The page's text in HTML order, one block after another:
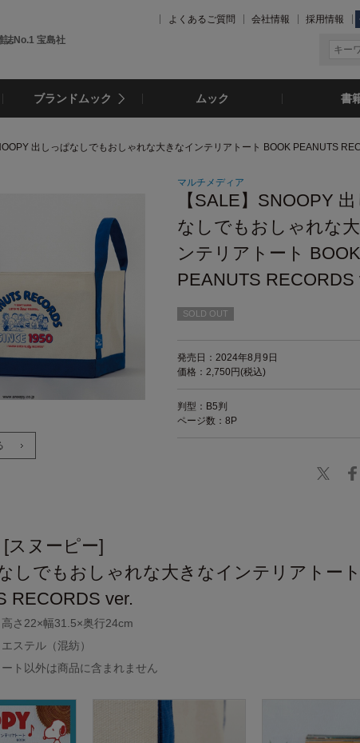
誌No.1 宝島社
よくあるご質問 会社情報 採用情報
ブランドムック ムック 書
出しっぱなしでもおしゃれな大きなインテリアトート BOOK PEANUTS
マルチメディア
【SALE】SNOOPY
なしでもおしゃれな
ンテリアトート BOOK
PEANUTS RECORDS
SOLD OUT
発売日：2024年8月9日
価格：2,750円(税込)
判型：B5判
ページ数：8P
スヌーピー]
しでもおしゃれな大きなインテリアトート
RECORDS ver.
さ22×幅31.5×奥行24cm
ステル（混紡）
ト以外は商品に含まれません